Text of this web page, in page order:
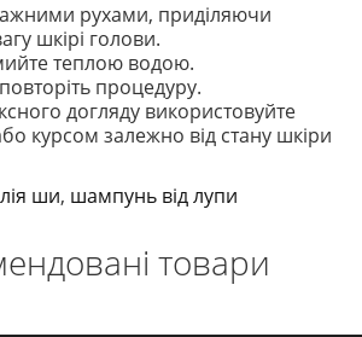
рухами, приділяючи
шкірі голови.
теплою водою.
процедуру.
догляду використовуйте
курсом залежно від стану шкіри
ши, шампунь від лупи
товари